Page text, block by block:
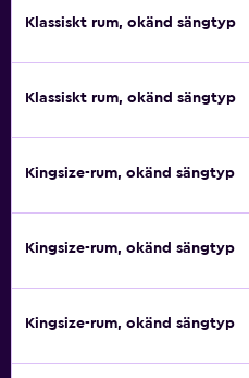
Klassiskt rum, okänd sängtyp
Klassiskt rum, okänd sängtyp
Kingsize-rum, okänd sängtyp
Kingsize-rum, okänd sängtyp
Kingsize-rum, okänd sängtyp